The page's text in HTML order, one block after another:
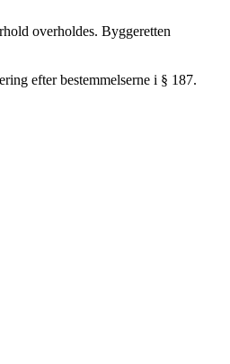
overholdes. Byggeretten
efter bestemmelserne i § 187.